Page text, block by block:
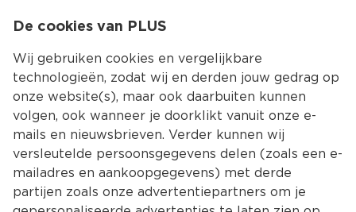
Kies jouw
De cookies van PLUS
Wij gebruiken cookies en vergelijkbare
technologieën, zodat wij en derden jouw gedrag op
onze website(s), maar ook daarbuiten kunnen
volgen, ook wanneer je doorklikt vanuit onze e-
mails en nieuwsbrieven. Verder kunnen wij
versleutelde persoonsgegevens delen (zoals een e-
mailadres en aankoopgegevens) met derde
partijen zoals onze advertentiepartners om je